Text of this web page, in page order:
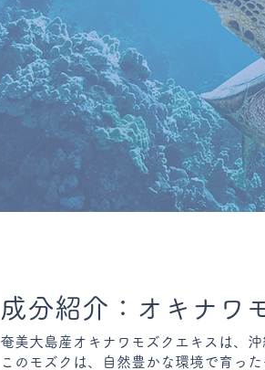
成分紹介：オキナワ
奄美大島産オキナワモズクエキスは、
このモズクは、自然豊かな環境で育っ